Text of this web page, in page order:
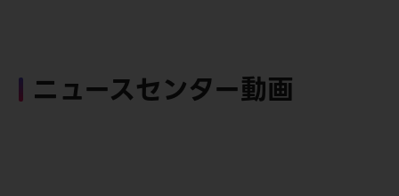
ニュースセンター動画